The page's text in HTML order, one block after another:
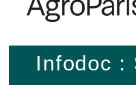
Infodoc :